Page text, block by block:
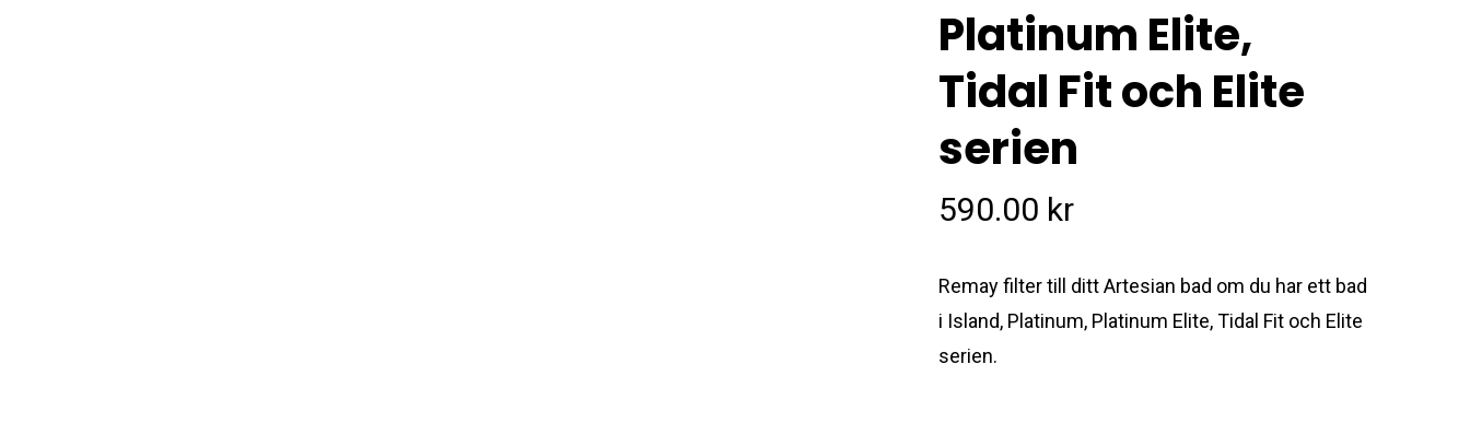
Platinum Elite,
Tidal Fit och Elite
serien
590.00 kr
Remay filter till ditt Artesian bad om du har ett bad
i Island, Platinum, Platinum Elite, Tidal Fit och Elite
serien.